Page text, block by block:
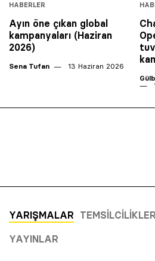
HABERLER
Ayın öne çıkan global
kampanyaları (Haziran
2026)
Sena Tufan 13 Haziran 2026
YARIŞMALAR TEMSILCILIKLER
YAYINLAR